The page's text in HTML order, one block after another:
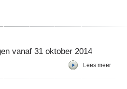
vanaf 31 oktober 2014
Lees meer